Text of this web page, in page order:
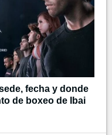
fecha y donde
de boxeo de Ibai